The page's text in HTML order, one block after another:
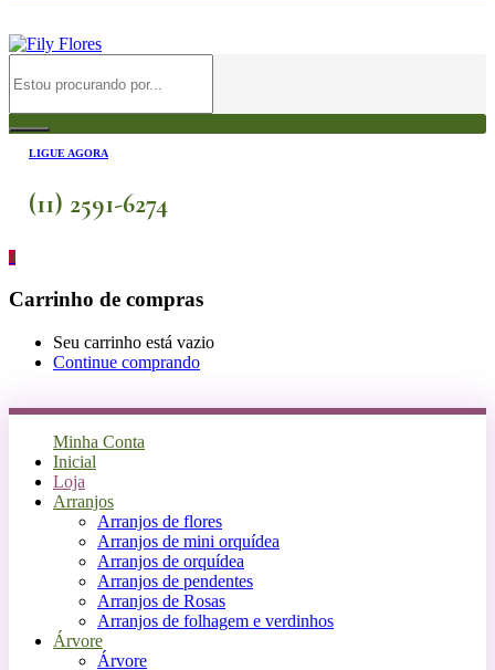
LIGUE AGORA
(11) 2591-6274
0
Carrinho de compras
Seu carrinho está vazio
Continue comprando
Minha Conta
Inicial
Loja
Arranjos
Arranjos de flores
Arranjos de mini orquídea
Arranjos de orquídea
Arranjos de pendentes
Arranjos de Rosas
Arranjos de folhagem e verdinhos
Árvore
Árvore